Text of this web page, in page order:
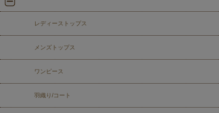
レディーストップス
メンズトップス
ワンピース
羽織り/コート